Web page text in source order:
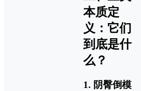
本质定
义：它们
到底是什
么？
1. 阴臀倒模